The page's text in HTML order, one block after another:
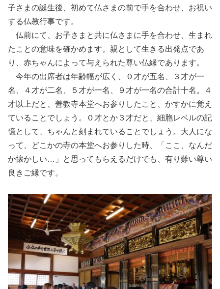
子さまの誕生後、初めて仏さまの前で手を合わせ、お祝い
する仏教行事です。
仏前にて、お子さまと共に仏さまに手を合わせ、生まれ
たことの意味を確かめます。親として生きる出発点であ
り、赤ちゃんによって与えられた尊い仏縁であります。
今年の出席者は年齢幅が広く、０才が五名、３才が一
名、４才が二名、５才が一名、９才が一名の合計十名。４
才以上だと、善教寺本堂へお参りしたこと、かすかに覚え
ていることでしょう。０才とか３才だと、細胞レベルの記
憶として、ちゃんと刻まれていることでしょう。大人にな
って、どこかの寺の本堂へお参りした時、「ここ、なんだ
か懐かしい…」と思ってもらえるだけでも、有り難い尊い
良きご縁です。